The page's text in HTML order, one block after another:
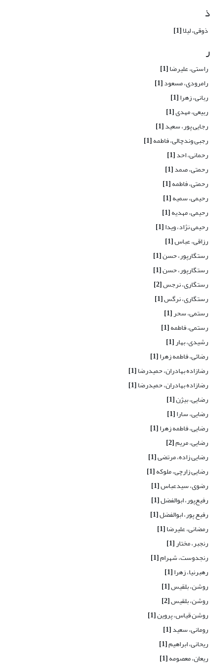
ذ
ذوقی، لیلا[1]
ر
راستی، علیرضا[1]
رامرودی، مسعود[1]
ربانی، زهرا[1]
ربیعی، مهدی[1]
رجایی پور، سعید[1]
رجبی وندچالی، فاطمه[1]
رحمانی، احد[1]
رحمتی، صمد[1]
رحمتی، فاطمه[1]
رحیمی، سمیه[1]
رحیمی، مهدیه[1]
رحیمی نژاد، ویدا[1]
رزاقی، عباس[1]
رستگارپور، حسن[1]
رستگارپور، حسن[1]
رستگاری، نرجس[2]
رستگاری، نرگس[1]
رستمی، سحر[1]
رستمی، فاطمه[1]
رشیدی، بهار[1]
رضائی، فاطمه زهرا[1]
رضازاده بهادران، حمیدرضا[1]
رضازاده بهادران، حمیدرضا[1]
رضایی، بیژن[1]
رضایی، سارا[1]
رضایی، فاطمه زهرا[1]
رضایی، مریم[2]
رضایی زاده، مرتضی[1]
رضایی زارچی، ملوکه[1]
رضوی، سیدعباس[1]
رفیع‌پور، ابوالفضل[1]
رفیع پور، ابوالفضل[1]
رمضانی، علیرضا[1]
رنجبر، مختار[1]
رنجدوست، شهرام[1]
رهبرنیا، زهرا[1]
روشن، بلقیس[1]
روشن، بلقیس[2]
روشن قیاس، پروین[1]
رومانی، سعید[1]
ریحانی، ابراهیم[1]
ریعان، معصومه[1]